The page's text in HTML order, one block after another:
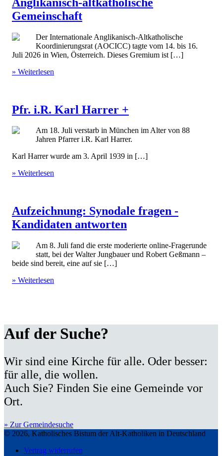
Gemeinschaft
Der Internationale Anglikanisch-Altkatholische
Koordinierungsrat (AOCICC) tagte vom 14. bis 16.
Juli 2026 in Wien, Österreich. Dieses Gremium ist […]
» Weiterlesen
Pfr. i.R. Karl Harrer +
Am 18. Juli verstarb in München im Alter von 88
Jahren Pfarrer i.R. Karl Harrer.
Karl Harrer wurde am 3. April 1939 in […]
» Weiterlesen
Aufzeichnung: Synodale fragen -
Kandidaten antworten
Am 8. Juli fand die erste moderierte online-Fragerunde
statt, bei der Walter Jungbauer und Robert Geßmann –
beide sind bereit, eine auf sie […]
» Weiterlesen
Auf der Suche?
Wir sind eine Kirche für alle. Oder besser:
für alle, die wollen.
Auch Sie? Finden Sie eine Gemeinde vor
Ort.
» Zur Gemeindesuche
© 2026, Katholisches Bistum der Alt-Katholiken in Deutschland
Vertrag widerrufen